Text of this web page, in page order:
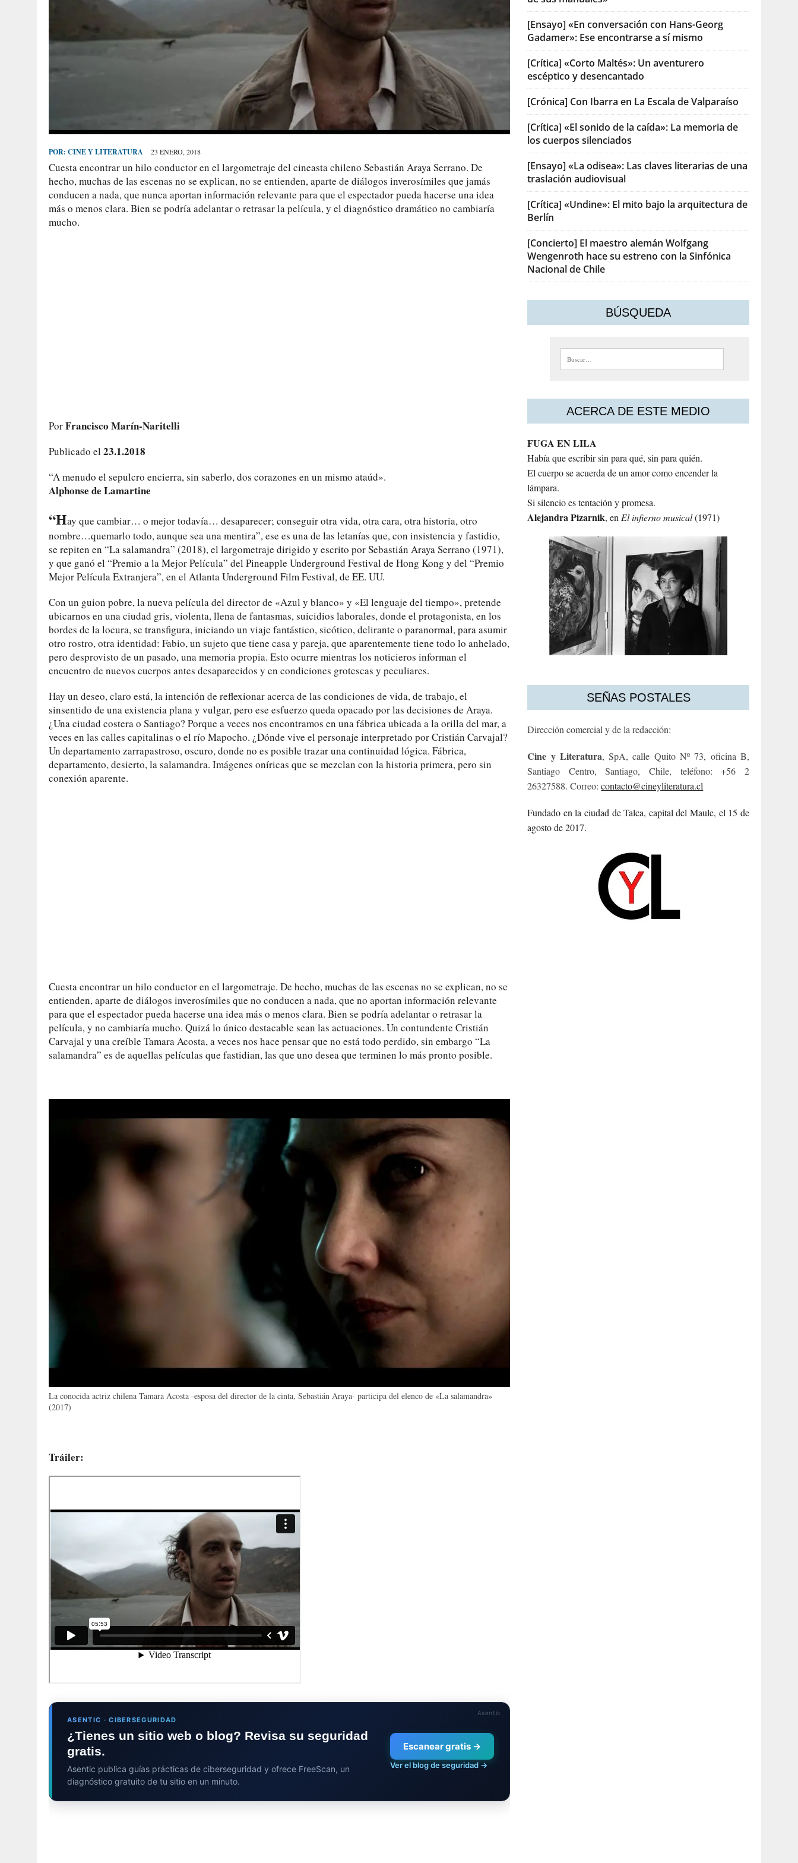
POR: CINE Y LITERATURA 23 ENERO, 2018
Cuesta encontrar un hilo conductor en el largometraje del cineasta chileno Sebastián Araya Serrano. De
hecho, muchas de las escenas no se explican, no se entienden, aparte de diálogos inverosímiles que jamás
conducen a nada, que nunca aportan información relevante para que el espectador pueda hacerse una idea
más o menos clara. Bien se podría adelantar o retrasar la película, y el diagnóstico dramático no cambiaría
mucho.
PorFrancisco Marín-Naritelli
Publicado el 23.1.2018
“A menudo el sepulcro encierra, sin saberlo, dos corazones en un mismo ataúd».
Alphonse de Lamartine
“Hay que cambiar… o mejor todavía… desaparecer; conseguir otra vida, otra cara, otra historia, otro
nombre…quemarlo todo, aunque sea una mentira”, ese es una de las letanías que, con insistencia y fastidio,
se repiten en “La salamandra” (2018), el largometraje dirigido y escrito por Sebastián Araya Serrano (1971),
y que ganó el “Premio a la Mejor Película” del Pineapple Underground Festival de Hong Kong y del “Premio
Mejor Película Extranjera”, en el Atlanta Underground Film Festival, de EE. UU.
Con un guion pobre, la nueva película del director de «Azul y blanco» y «El lenguaje del tiempo», pretende
ubicarnos en una ciudad gris, violenta, llena de fantasmas, suicidios laborales, donde el protagonista, en los
bordes de la locura, se transfigura, iniciando un viaje fantástico, sicótico, delirante o paranormal, para asumir
otro rostro, otra identidad: Fabio, un sujeto que tiene casa y pareja, que aparentemente tiene todo lo anhelado,
pero desprovisto de un pasado, una memoria propia. Esto ocurre mientras los noticieros informan el
encuentro de nuevos cuerpos antes desaparecidos y en condiciones grotescas y peculiares.
Hay un deseo, claro está, la intención de reflexionar acerca de las condiciones de vida, de trabajo, el
sinsentido de una existencia plana y vulgar, pero ese esfuerzo queda opacado por las decisiones de Araya.
¿Una ciudad costera o Santiago? Porque a veces nos encontramos en una fábrica ubicada a la orilla del mar, a
veces en las calles capitalinas o el río Mapocho. ¿Dónde vive el personaje interpretado por Cristián Carvajal?
Un departamento zarrapastroso, oscuro, donde no es posible trazar una continuidad lógica. Fábrica,
departamento, desierto, la salamandra. Imágenes oníricas que se mezclan con la historia primera, pero sin
conexión aparente.
Cuesta encontrar un hilo conductor en el largometraje. De hecho, muchas de las escenas no se explican, no se
entienden, aparte de diálogos inverosímiles que no conducen a nada, que no aportan información relevante
para que el espectador pueda hacerse una idea más o menos clara. Bien se podría adelantar o retrasar la
película, y no cambiaría mucho. Quizá lo único destacable sean las actuaciones. Un contundente Cristián
Carvajal y una creíble Tamara Acosta, a veces nos hace pensar que no está todo perdido, sin embargo “La
salamandra” es de aquellas películas que fastidian, las que uno desea que terminen lo más pronto posible.
La conocida actriz chilena Tamara Acosta -esposa del director de la cinta, Sebastián Araya- participa del elenco de «La salamandra»
(2017)
Tráiler:
Asentic
ASENTIC · CIBERSEGURIDAD
¿Tienes un sitio web o blog? Revisa su seguridad
gratis.
Asentic publica guías prácticas de ciberseguridad y ofrece FreeScan, un
diagnóstico gratuito de tu sitio en un minuto.
Escanear gratis →
Ver el blog de seguridad →
[Ensayo] «En conversación con Hans-Georg
Gadamer»: Ese encontrarse a sí mismo
[Crítica] «Corto Maltés»: Un aventurero
escéptico y desencantado
[Crónica] Con Ibarra en La Escala de Valparaíso
[Crítica] «El sonido de la caída»: La memoria de
los cuerpos silenciados
[Ensayo] «La odisea»: Las claves literarias de una
traslación audiovisual
[Crítica] «Undine»: El mito bajo la arquitectura de
Berlín
[Concierto] El maestro alemán Wolfgang
Wengenroth hace su estreno con la Sinfónica
Nacional de Chile
BÚSQUEDA
Buscar:
ACERCA DE ESTE MEDIO
FUGA EN LILA
Había que escribir sin para qué, sin para quién.
El cuerpo se acuerda de un amor como encender la
lámpara.
Si silencio es tentación y promesa.
AlejandraPizarnik, enEl infierno musical(1971)
SEÑAS POSTALES
Dirección comercial y de la redacción:
Cine y Literatura, SpA, calle Quito Nº 73, oficina B,
Santiago Centro, Santiago, Chile, teléfono: +56 2
26327588. Correo:contacto@cineyliteratura.cl
Fundado en la ciudad de Talca, capital del Maule, el 15 de
agosto de 2017.